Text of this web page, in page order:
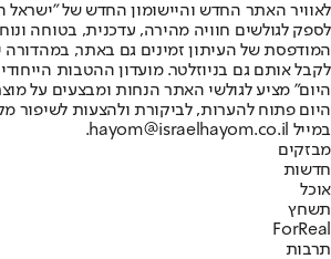
לאוויר האתר החדש והיישומון החדש של
לספק לגולשים חוויה מהירה, עדכנית, בטוחה
המודפסת של העיתון זמינים גם באתר, במהדורה
לקבל אותם גם בניוזלטר. מועדון ההטבות
היום" מציע לגולשי האתר הנחות ומבצעים על
היום פתוח להערות, לביקורת ולהצעות לשיפור
במייל hayom@israelhayom.co.il.
מבזקים
חדשות
אוכל
תשחץ
ForReal
תרבות